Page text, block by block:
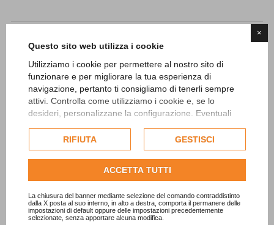
×
Questo sito web utilizza i cookie
Utilizziamo i cookie per permettere al nostro sito di
funzionare e per migliorare la tua esperienza di
navigazione, pertanto ti consigliamo di tenerli sempre
attivi. Controlla come utilizziamo i cookie e, se lo
desideri, personalizzane la configurazione. Eventuali
esclusivamente previa acquisizione del consenso
dell'utente.
Consulta l'informativa cookie completa.
RIFIUTA GESTISCI
ACCETTA TUTTI
La chiusura del banner mediante selezione del comando contraddistinto
dalla X posta al suo interno, in alto a destra, comporta il permanere delle
impostazioni di default oppure delle impostazioni precedentemente
selezionate, senza apportare alcuna modifica.
ACQUISTA
ad un pubblico vasto ed eterogeneo.
Filo conduttore dell’intera esposizione è la storia attraverso
la formazione del paesaggio matrice; l’Età del Bronzo e la civiltà
delle palafitte; il Medioevo e la costituzione della comunità